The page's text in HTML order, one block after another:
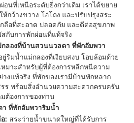
นที่เหนือระดับยิ่งกว่าเดิม เราได้ขยาย
กว้างขวาง โอ่โถง และปรับปรุงสระ
กลือที่สะอาด ปลอดภัย และดีต่อสุขภาพ
กับการพักผ่อนที่แท้จริง
ลองที่บ้านสวนนวลตา ที่พักอัมพวา
ริมน้ำแม่กลองที่เงียบสงบ โอบล้อมด้วย
มาะสำหรับผู้ที่ต้องการหลีกหนีความ
งแท้จริง ที่พักของเรามีบ้านพักหลาก
ร พร้อมสิ่งอำนวยความสะดวกครบครัน
ต้องการของท่าน
ที่พักอัมพวาริมน้ำ
: สระว่ายน้ำขนาดใหญ่ที่ได้รับการ